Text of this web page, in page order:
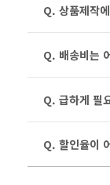
Q. 상품제작
Q. 배송비는
Q. 급하게 필
Q. 할인율이